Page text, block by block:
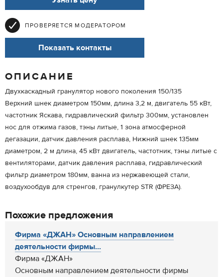
ПРОВЕРЯЕТСЯ МОДЕРАТОРОМ
Показать контакты
ОПИСАНИЕ
Двухкаскадный гранулятор нового поколения 150/135
Верхний шнек диаметром 150мм, длина 3,2 м, двигатель 55 кВт,
частотник Яскава, гидравлический фильтр 300мм, установлен
нос для отжима газов, тэны литые, 1 зона атмосферной
дегазации, датчик давления расплава, Нижний шнек 135мм
диаметром, 2 м длина, 45 кВт двигатель, частотник, тэны литые с
вентиляторами, датчик давления расплава, гидравлический
фильтр диаметром 180мм, ванна из нержавеющей стали,
воздухообдув для стренгов, гранулкутер STR (ФРЕЗА).
Похожие предложения
Фирма «ДЖАН» Основным направлением
деятельности фирмы...
Фирма «ДЖАН»
Основным направлением деятельности фирмы